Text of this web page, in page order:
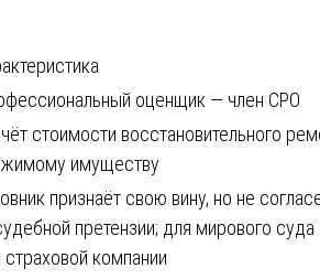
оценщик — член СРО
стоимости восстановительного
имуществу
признаёт свою вину, но не
претензии; для мирового
страховой компании